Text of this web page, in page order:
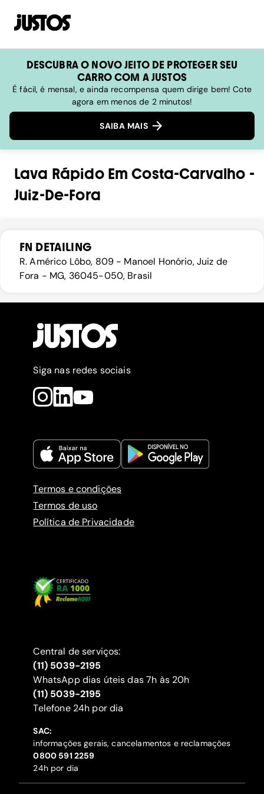
DESCUBRA O NOVO JEITO DE PROTEGER SEU
CARRO COM A JUSTOS
É fácil, é mensal, e ainda recompensa quem dirige bem! Cote
agora em menos de 2 minutos!
SAIBA MAIS
Lava RápidoEmCosta-Carvalho -
Juiz-De-Fora
FN DETAILING
R. Américo Lôbo, 809 - Manoel Honório, Juiz de
Fora - MG, 36045-050, Brasil
Siga nas redes sociais
Termos e condições
Termos de uso
Política de Privacidade
Central de serviços:
(11) 5039-2195
WhatsApp dias úteis das 7h às 20h
(11) 5039-2195
‍Telefone 24h por dia
SAC:
informações gerais, cancelamentos e reclamações
‍0800 591 2259
24h por dia